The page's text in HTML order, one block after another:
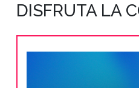
DISFRUTA LA